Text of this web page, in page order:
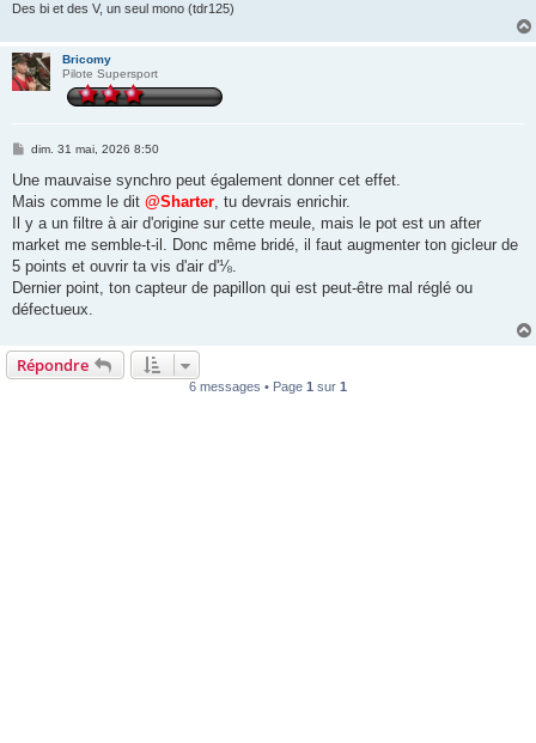
Des bi et des V, un seul mono (tdr125)
Bricomy
Pilote Supersport
M
s
a
g
e
dim. 31 mai, 2026 8:50
Une mauvaise synchro peut également donner cet effet.
Mais comme le dit @Sharter , tu devrais enrichir.
Il y a un filtre à air d'origine sur cette meule, mais le pot est un after
market me semble-t-il. Donc même bridé, il faut augmenter ton gicleur de
5 points et ouvrir ta vis d'air d'⅛.
Dernier point, ton capteur de papillon qui est peut-être mal réglé ou
défectueux.
Répondre
6 messages • Page 1 sur 1